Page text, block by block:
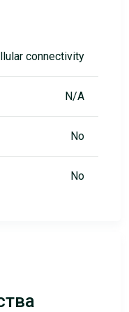
connectivity
N/A
No
No